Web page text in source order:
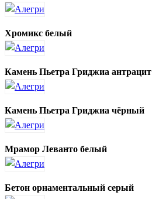
Хромикс белый
Камень Пьетра Гриджиа антрацит
Камень Пьетра Гриджиа чёрный
Мрамор Леванто белый
Бетон орнаментальный серый